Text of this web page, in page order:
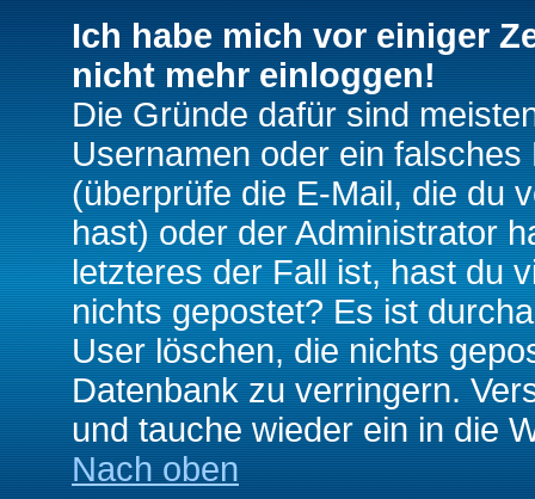
Ich habe mich vor einiger
nicht mehr einloggen!
Die Gründe dafür sind
Usernamen oder ein
(überprüfe die E-Mail, die du
hast) oder der Administrator
letzteres der Fall ist, hast du
nichts gepostet? Es ist
User löschen, die nichts
Datenbank zu verringern.
und tauche wieder ein in die
Nach oben